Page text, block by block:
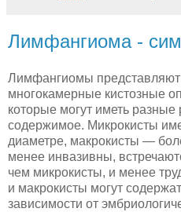
Лимфангиома -
Лимфангиомы
многокамерные кистозные
которые могут иметь
содержимое. Микрокисты
диаметре, макрокисты —
менее инвазивны,
чем микрокисты, и ме­нее
и макрокисты могут
зависимости от